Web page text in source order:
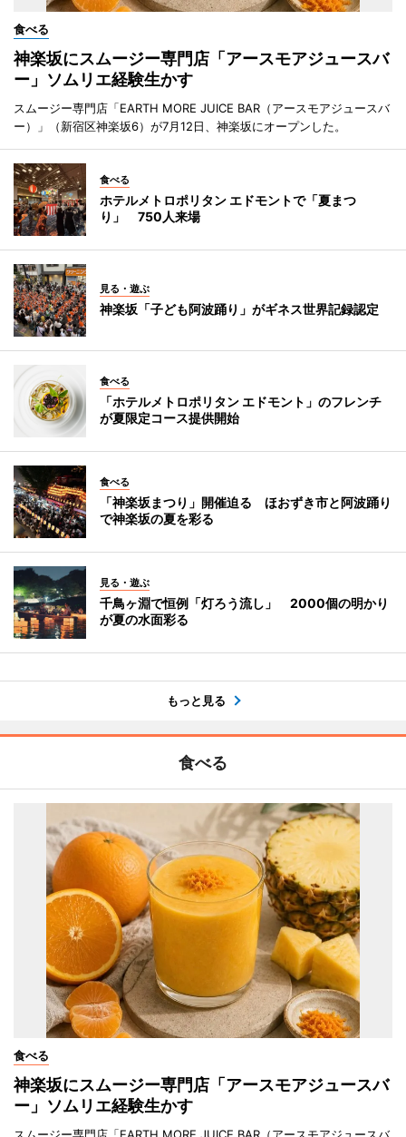
食べる
神楽坂にスムージー専門店「アースモアジュースバ
ー」ソムリエ経験生かす
スムージー専門店「EARTH MORE JUICE BAR（アースモアジュースバ
ー）」（新宿区神楽坂6）が7月12日、神楽坂にオープンした。
食べる
ホテルメトロポリタン エドモントで「夏まつ
り」 750人来場
見る・遊ぶ
神楽坂「子ども阿波踊り」がギネス世界記録認定
食べる
「ホテルメトロポリタン エドモント」のフレンチ
が夏限定コース提供開始
食べる
「神楽坂まつり」開催迫る ほおずき市と阿波踊り
で神楽坂の夏を彩る
見る・遊ぶ
千鳥ヶ淵で恒例「灯ろう流し」 2000個の明かり
が夏の水面彩る
もっと見る
食べる
食べる
神楽坂にスムージー専門店「アースモアジュースバ
ー」ソムリエ経験生かす
スムージー専門店「EARTH MORE JUICE BAR（アースモアジュースバ